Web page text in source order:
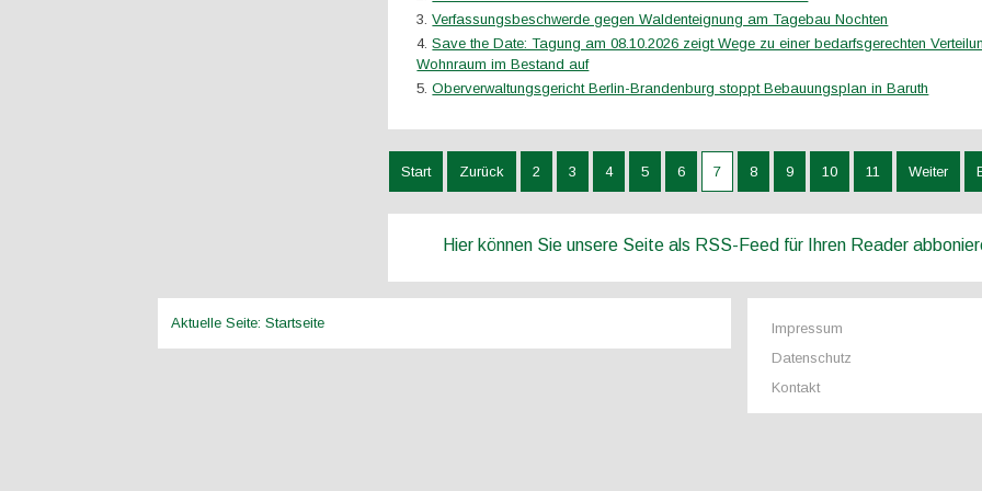
Verfassungsbeschwerde gegen Waldenteignung am Tagebau Nochten
Save the Date: Tagung am 08.10.2026 zeigt Wege zu einer bedarfsgerechten
Wohnraum im Bestand auf
Oberverwaltungsgericht Berlin-Brandenburg stoppt Bebauungsplan in Baruth
Start Zurück 2 3 4 5 6 7 8 9 10 11 Weiter
Hier können Sie unsere Seite als RSS-Feed für Ihren Reader
Aktuelle Seite:Startseite
Impressum
Datenschutz
Kontakt